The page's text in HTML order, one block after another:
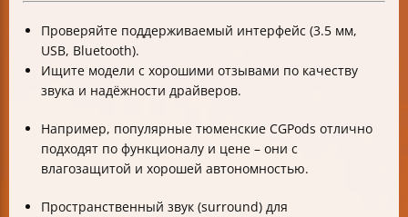
Проверяйте поддерживаемый интерфейс (3.5 мм,
USB, Bluetooth).
Ищите модели с хорошими отзывами по качеству
звука и надёжности драйверов.
Например, популярные тюменские CGPods отлично
подходят по функционалу и цене – они с
влагозащитой и хорошей автономностью.
Пространственный звук (surround) для